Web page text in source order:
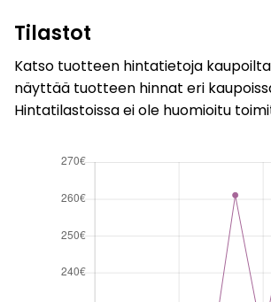
Tilastot
Katso tuotteen hintatietoja
näyttää tuotteen hinnat eri
Hintatilastoissa ei ole huomioitu